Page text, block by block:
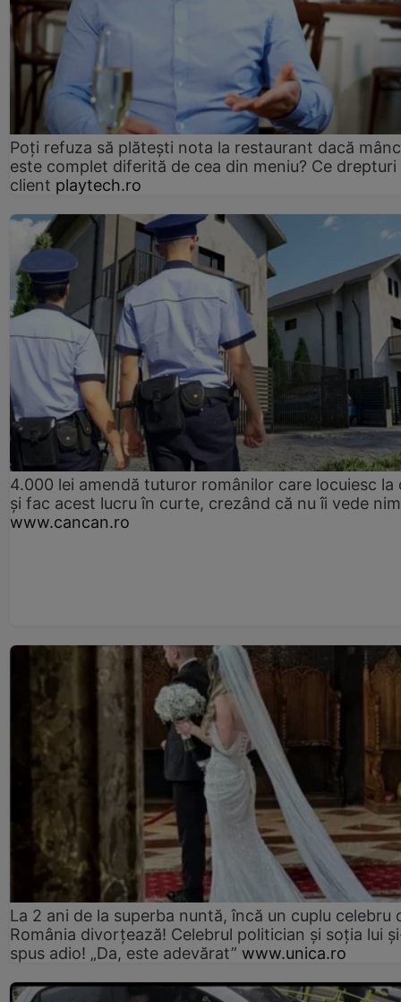
Poți refuza să plătești nota la restaurant dacă
este complet diferită de cea din meniu? Ce drepturi
client playtech.ro
4.000 lei amendă tuturor românilor care locuiesc la
și fac acest lucru în curte, crezând că nu îi vede
www.cancan.ro
La 2 ani de la superba nuntă, încă un cuplu celebru
România divorțează! Celebrul politician și soția lui
spus adio! „Da, este adevărat” www.unica.ro